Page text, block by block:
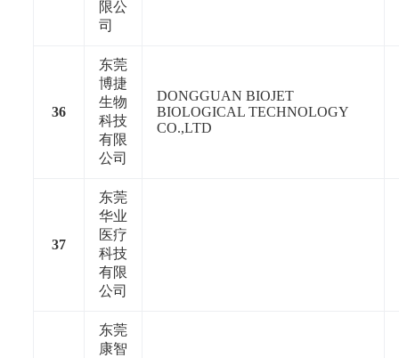
限公
司
36
东莞
博捷
生物
科技
有限
公司
DONGGUAN BIOJET
BIOLOGICAL TECHNOLOGY
CO.,LTD
37
东莞
华业
医疗
科技
有限
公司
东莞
康智